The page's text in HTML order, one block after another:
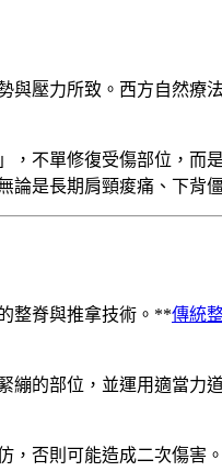
與壓力所致。西方自然
，不單修復受傷部位，
論是長期肩頸痠痛、下
整脊與推拿技術。**傳統
繃的部位，並運用適當
，否則可能造成二次傷害。